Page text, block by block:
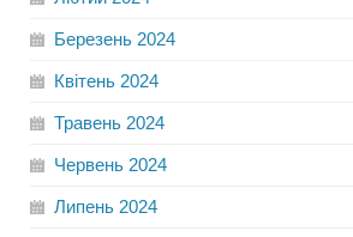
Березень 2024
Квітень 2024
Травень 2024
Червень 2024
Липень 2024